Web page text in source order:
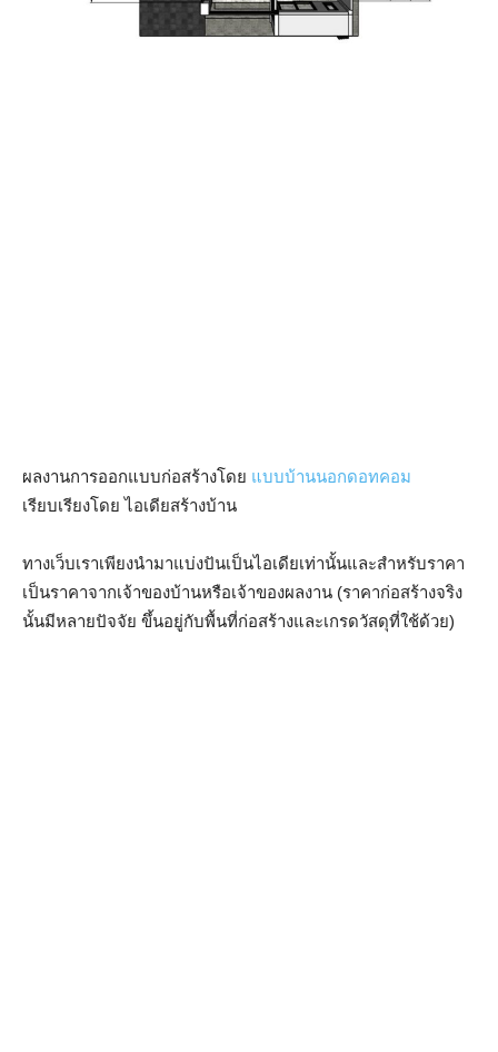
ผลงานการออกแบบก่อสร้างโดย แบบบ้านนอกดอทคอม
เรียบเรียงโดย ไอเดียสร้างบ้าน
ทางเว็บเราเพียงนำมาแบ่งปันเป็นไอเดียเท่านั้นและสำหรับราคา
เป็นราคาจากเจ้าของบ้านหรือเจ้าของผลงาน (ราคาก่อสร้างจริง
นั้นมีหลายปัจจัย ขึ้นอยู่กับพื้นที่ก่อสร้างและเกรดวัสดุที่ใช้ด้วย)